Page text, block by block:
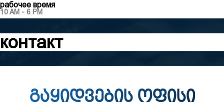
рабочее время
10 AM - 6 PM
контакт
გაყიდვების ოფისი